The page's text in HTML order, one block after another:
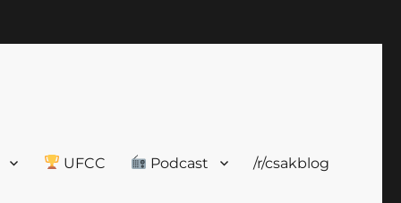
UFCC Podcast /r/csakblog